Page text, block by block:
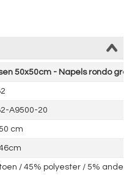
50x50cm - Napels rondo
A9500-20
cm
/ 45% polyester / 5%